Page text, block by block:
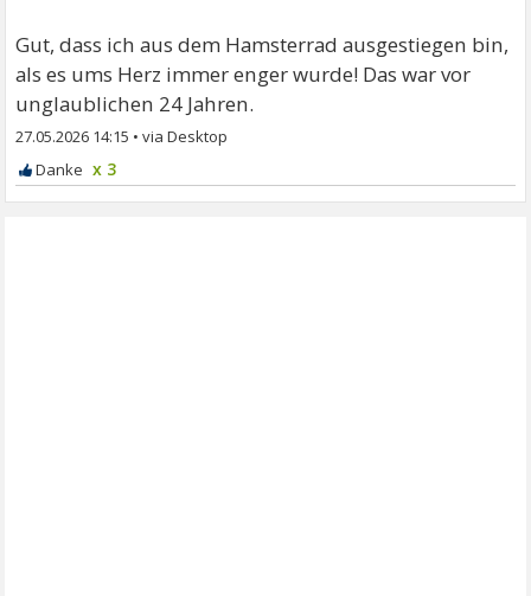
Gut, dass ich aus dem Hamsterrad ausgestiegen bin,
als es ums Herz immer enger wurde! Das war vor
unglaublichen 24 Jahren.
27.05.2026 14:15 •
x 3